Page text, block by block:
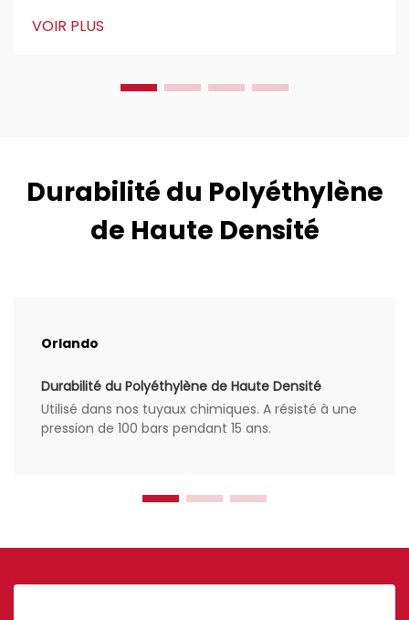
dans les travaux de construction. Les ingénieurs civils
VOIR PLUS
Durabilité du Polyéthylène
de Haute Densité
Orlando
Durabilité du Polyéthylène de Haute Densité
Utilisé dans nos tuyaux chimiques. A résisté à une
pression de 100 bars pendant 15 ans.